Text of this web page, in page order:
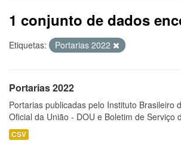
1 conjunto de dados
Etiquetas: Portarias 2022
Portarias 2022
Portarias publicadas pelo Instituto Brasileiro
Oficial da União - DOU e Boletim de Serviço
CSV